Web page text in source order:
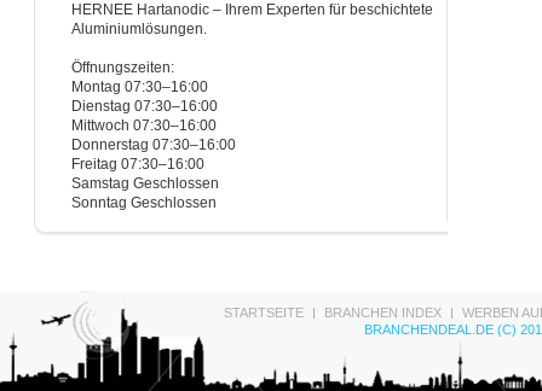
HERNEE Hartanodic – Ihrem Experten für beschichtete
Aluminiumlösungen.
Öffnungszeiten:
Montag 07:30–16:00
Dienstag 07:30–16:00
Mittwoch 07:30–16:00
Donnerstag 07:30–16:00
Freitag 07:30–16:00
Samstag Geschlossen
Sonntag Geschlossen
STARTSEITE BRANCHEN INDEX
WERBEN
BRANCHENDEAL.DE (C)